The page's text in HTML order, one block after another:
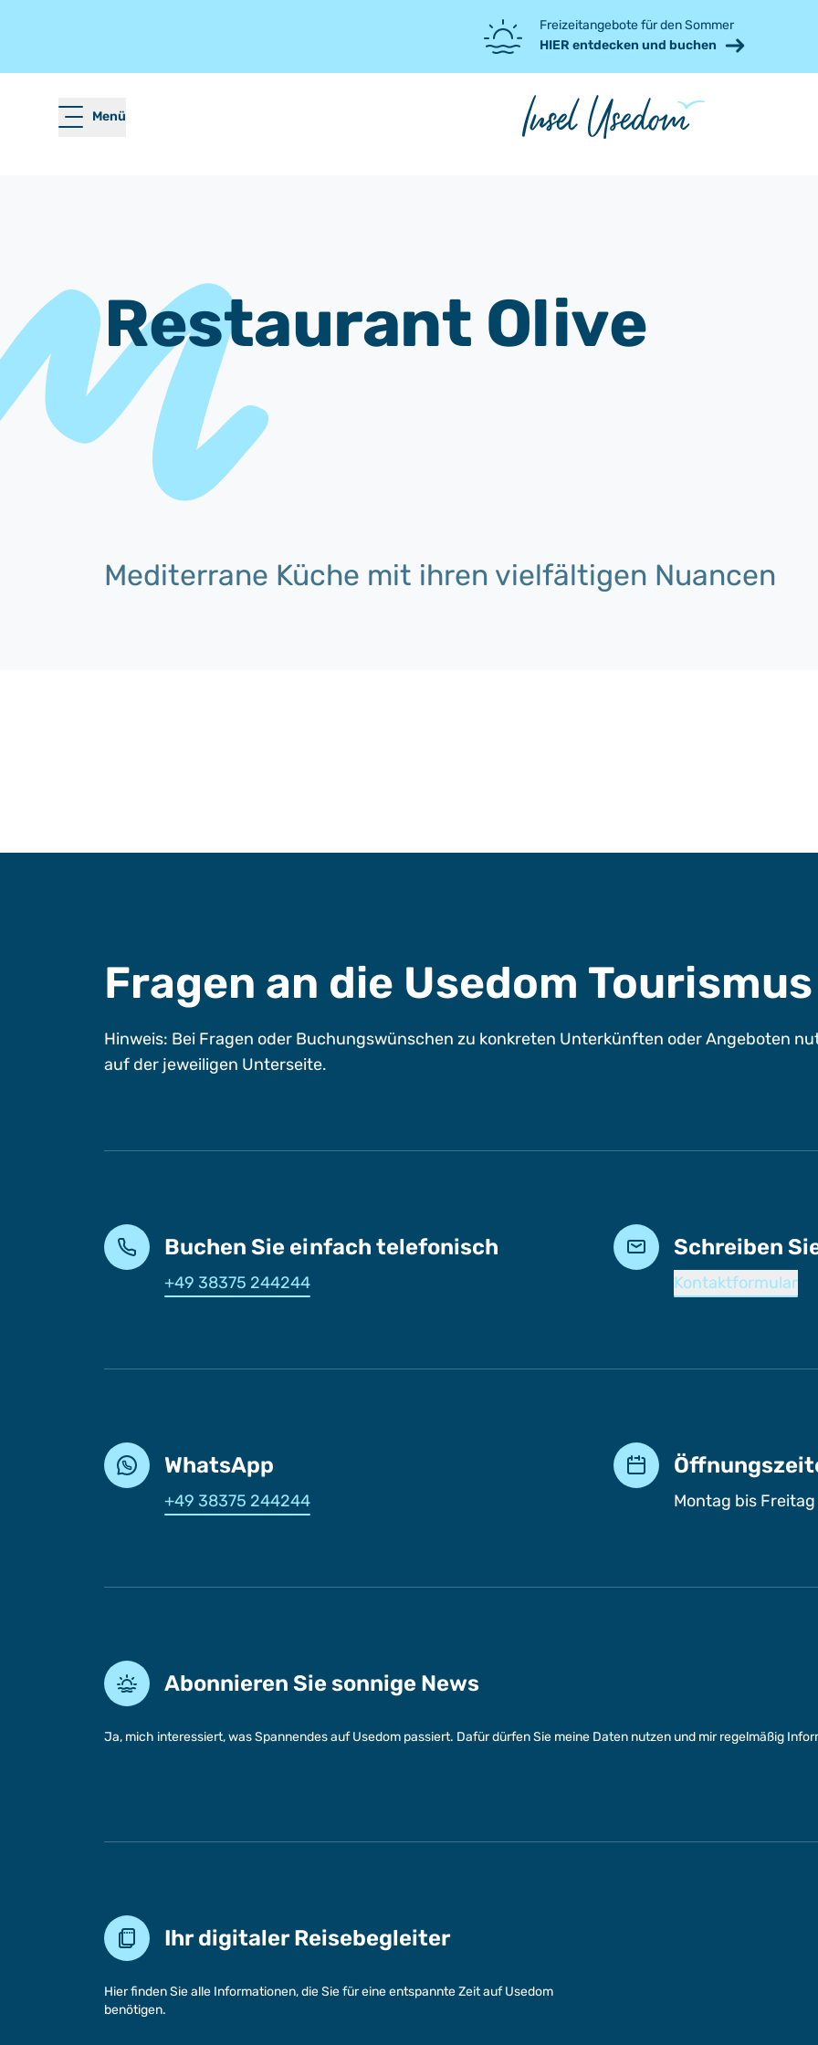
Freizeitangebote für den Sommer
HIER entdecken und buchen
Menü
Restaurant Olive
Mediterrane Küche mit ihren vielfältigen Nuancen
Fragen an die Usedom
Hinweis: Bei Fragen oder Buchungswünschen zu konkreten Unterkünften oder Angeboten
auf der jeweiligen Unterseite.
Buchen Sie einfach telefonisch
+49 38375 244244
Schreiben
Kontaktformular
WhatsApp
+49 38375 244244 Montag bis
Abonnieren Sie sonnige News
Ja, mich interessiert, was Spannendes auf Usedom passiert. Dafür dürfen Sie meine Daten nutzen und mir regelmäßig
Ihr digitaler Reisebegleiter
Hier finden Sie alle Informationen, die Sie für eine entspannte Zeit auf Usedom
benötigen.